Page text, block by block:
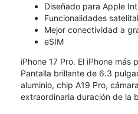
Diseñado para Apple
Funcionalidades
Mejor conectividad a
eSIM
iPhone 17 Pro. El iPhone más
Pantalla brillante de 6.3
aluminio, chip A19 Pro,
extraordinaria duración de la